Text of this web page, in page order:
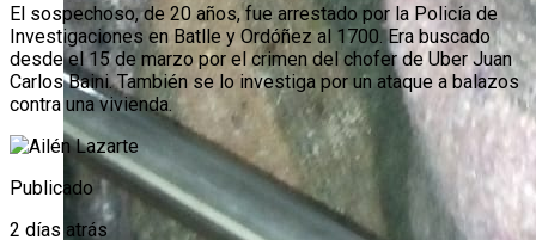
El sospechoso, de 20 años, fue arrestado por la Policía de
Investigaciones en Batlle y Ordóñez al 1700. Era buscado
desde el 15 de marzo por el crimen del chofer de Uber Juan
Carlos Baini. También se lo investiga por un ataque a balazos
contra una vivienda.
Publicado
2 días atrás